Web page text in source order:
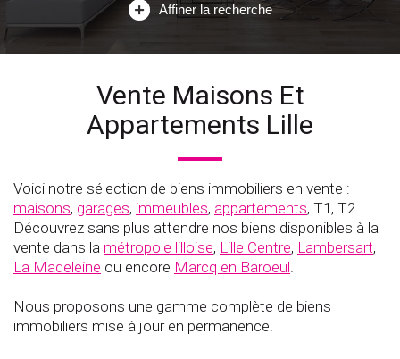
Affiner la recherche
Vente Maisons Et
Appartements Lille
Voici notre sélection de biens immobiliers en vente :
maisons, garages, immeubles, appartements, T1, T2…
Découvrez sans plus attendre nos biens disponibles à la
vente dans la métropole lilloise, Lille Centre, Lambersart,
La Madeleine ou encore Marcq en Baroeul.
Nous proposons une gamme complète de biens
immobiliers mise à jour en permanence.